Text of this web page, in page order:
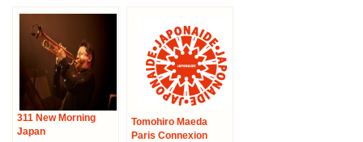
311 New Morning
Japan
Tomohiro Maeda
Paris Connexion